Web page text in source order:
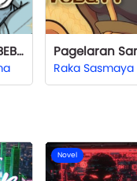
BEBEH DAN BEBIH (Lika-liku laki bini)
Raka Sasmaya
Novel